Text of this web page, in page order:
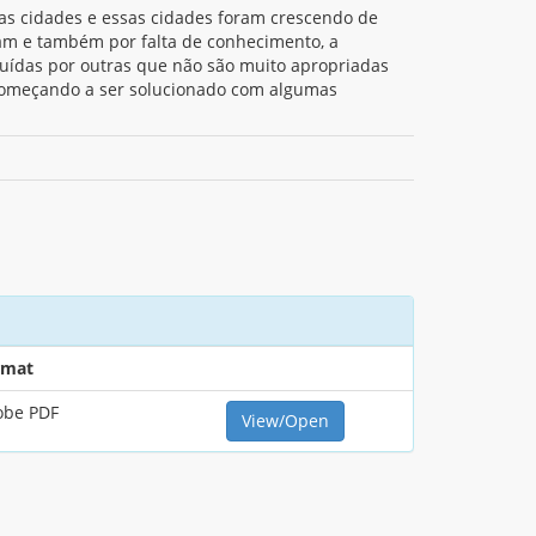
cidades e essas cidades foram crescendo de
e também por falta de conhecimento, a
por outras que não são muito apropriadas
a ser solucionado com algumas
PDF View/Open